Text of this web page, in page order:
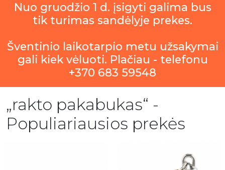
Nuo gruodžio 1 d. įsigyti galima bus
tik turimas sandėlyje prekes.
Šventinio laikotarpio metu užsakymai
gali kiek vėluoti. Plačiau - telefonu
+370 683 59548
„rakto pakabukas“ -
Populiariausios prekės